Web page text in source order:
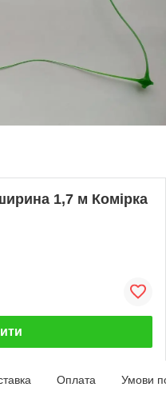
1,7 м Комірка
Оплата Умови